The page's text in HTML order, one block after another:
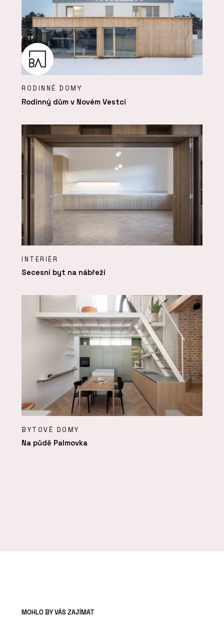
RODINNÉ DOMY
Rodinný dům v Novém Vestci
INTERIÉR
Secesní byt na nábřeží
BYTOVÉ DOMY
Na půdě Palmovka
MOHLO BY VÁS ZAJÍMAT